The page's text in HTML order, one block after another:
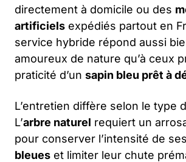
directement à domicile ou des
artificiels expédiés partout en
service hybride répond aussi
amoureux de nature qu’à ceux
praticité d’un sapin bleu prêt à
L’entretien diffère selon le type
L’arbre naturel requiert un
pour conserver l’intensité de ses
bleues et limiter leur chute